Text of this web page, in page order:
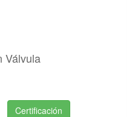
Válvula
Certificación